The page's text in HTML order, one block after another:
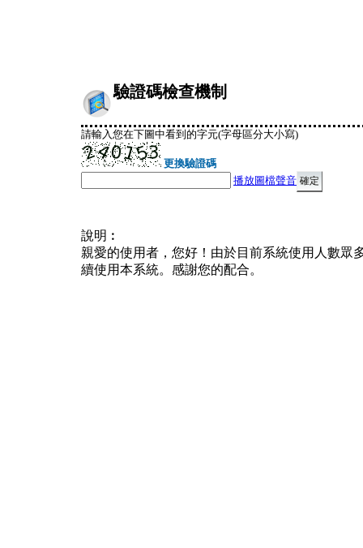
驗證碼檢查機制
請輸入您在下圖中看到的字元(字母區分大小寫)
更換驗證碼
播放圖檔聲音
說明︰
親愛的使用者，您好！由於目前系統使用人數眾
續使用本系統。感謝您的配合。